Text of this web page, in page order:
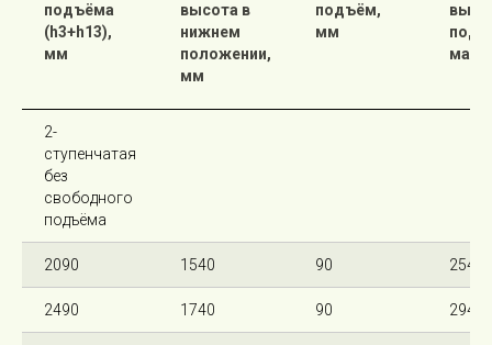
подъёма
(h3+h13),
мм
высота в
нижнем
положении,
мм
подъём,
мм
2-
ступенчатая
без
свободного
подъёма
2090 1540 90 2540
2490 1740 90 2940